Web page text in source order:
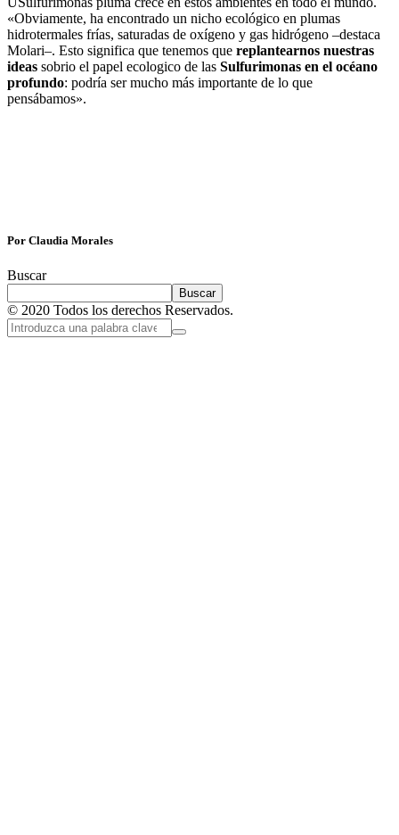
«Obviamente, ha encontrado un nicho ecológico en plumas
hidrotermales frías, saturadas de oxígeno y gas hidrógeno –destaca
Molari–. Esto significa que tenemos que replantearnos nuestras
ideas sobrio el papel ecologico de las Sulfurimonas en el océano
profundo: podría ser mucho más importante de lo que
pensábamos».
Por Claudia Morales
Buscar
Buscar
© 2020 Todos los derechos Reservados.